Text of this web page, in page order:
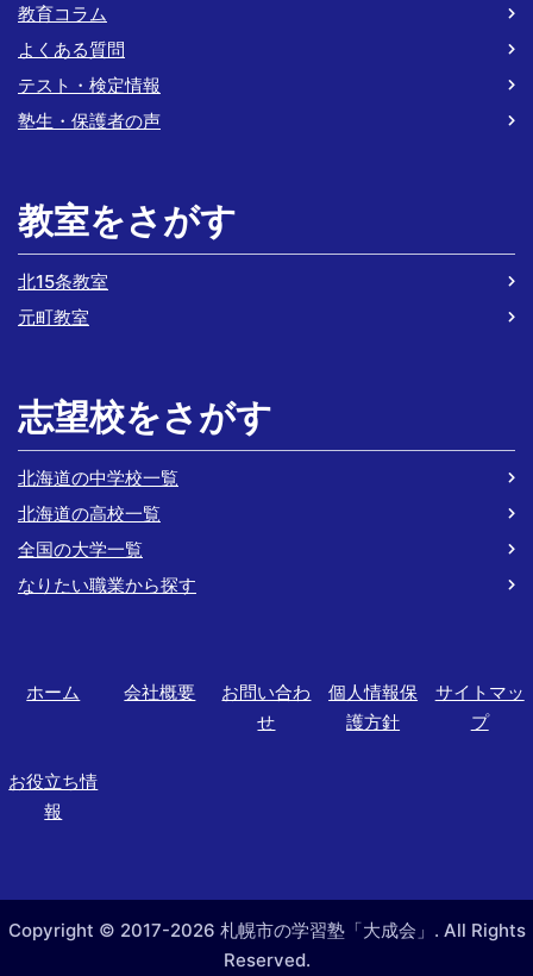
教育コラム
よくある質問
テスト・検定情報
塾生・保護者の声
教室をさがす
北15条教室
元町教室
志望校をさがす
北海道の中学校一覧
北海道の高校一覧
全国の大学一覧
なりたい職業から探す
ホーム 会社概要
お問い合わ
せ
個人情報保
護方針
サイトマッ
プ
お役立ち情
報
Copyright © 2017-2026 札幌市の学習塾「大成会」. All Rights
Reserved.